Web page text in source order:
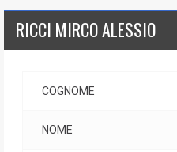
RICCI MIRCO ALESSIO
COGNOME
NOME